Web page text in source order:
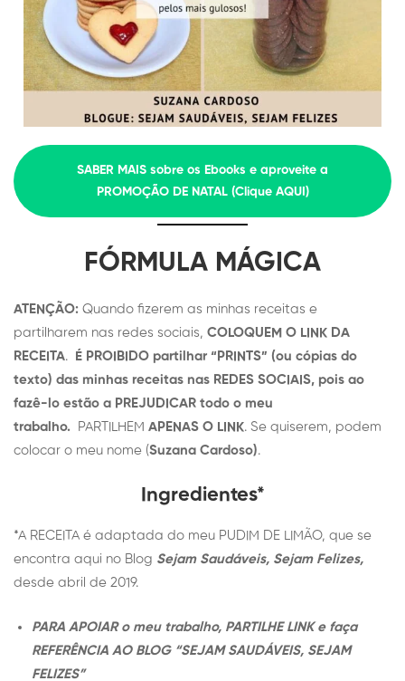
SABER MAIS sobre os Ebooks e aproveite a
PROMOÇÃO DE NATAL (Clique AQUI)
FÓRMULA MÁGICA
ATENÇÃO: Quando fizerem as minhas receitas e
partilharem nas redes sociais, COLOQUEM O LINK DA
RECEITA. É PROIBIDO partilhar “PRINTS” (ou cópias do
texto) das minhas receitas nas REDES SOCIAIS, pois ao
fazê-lo estão a PREJUDICAR todo o meu
trabalho.
PARTILHEM APENAS O LINK. Se quiserem, podem
colocar o meu nome (Suzana Cardoso).
Ingredientes*
*A RECEITA é adaptada do meu PUDIM DE LIMÃO, que se
encontra aqui no Blog Sejam Saudáveis, Sejam Felizes,
desde abril de 2019.
PARA APOIAR o meu trabalho, PARTILHE LINK e faça
REFERÊNCIA AO BLOG “SEJAM SAUDÁVEIS, SEJAM
FELIZES”